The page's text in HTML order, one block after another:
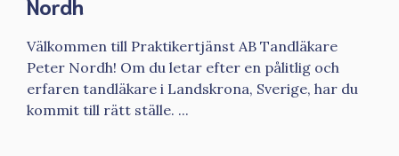
Nordh
Välkommen till Praktikertjänst AB Tandläkare
Peter Nordh! Om du letar efter en pålitlig och
erfaren tandläkare i Landskrona, Sverige, har du
kommit till rätt ställe. ...